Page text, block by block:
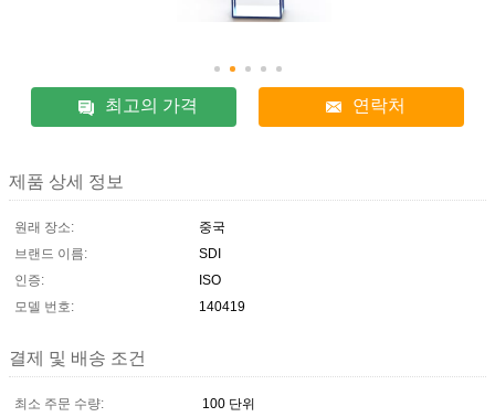
최고의 가격 연락처
제품 상세 정보
원래 장소:
중국
브랜드 이름:
SDI
인증:
ISO
모델 번호:
140419
결제 및 배송 조건
최소 주문 수량:
100 단위